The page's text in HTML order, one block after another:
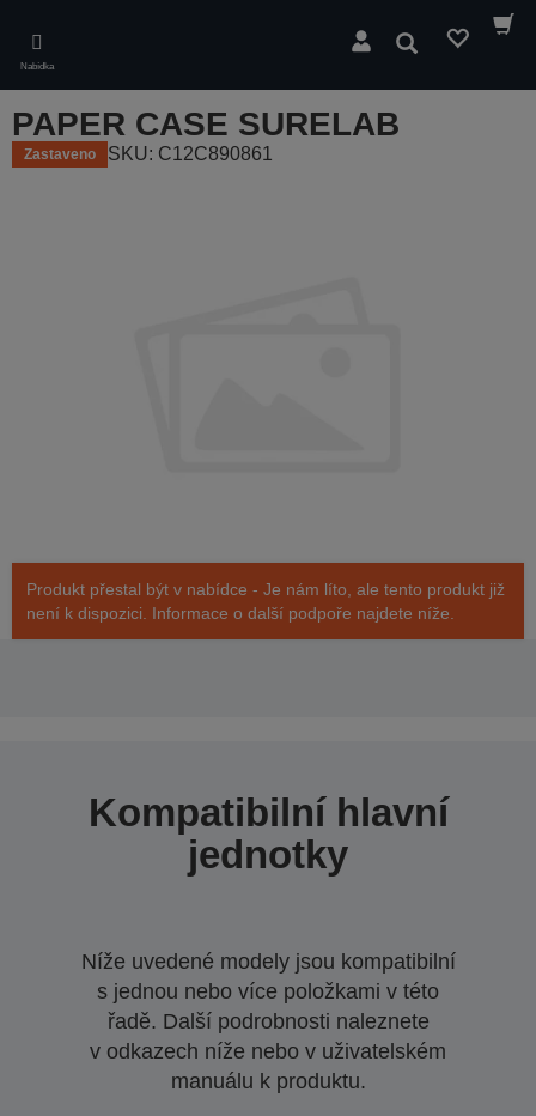
main
content
Nabídka
Hledat
PAPER CASE SURELAB
Zastaveno SKU: C12C890861
Produkt přestal být v nabídce - Je nám líto, ale tento produkt již
není k dispozici. Informace o další podpoře najdete níže.
Kompatibilní hlavní
jednotky
Níže uvedené modely jsou kompatibilní
s jednou nebo více položkami v této
řadě. Další podrobnosti naleznete
v odkazech níže nebo v uživatelském
manuálu k produktu.